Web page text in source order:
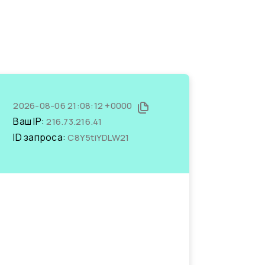
2026-08-06 21:08:12 +0000
Ваш IP:216.73.216.41
ID запроса:C8Y5tiYDLW21